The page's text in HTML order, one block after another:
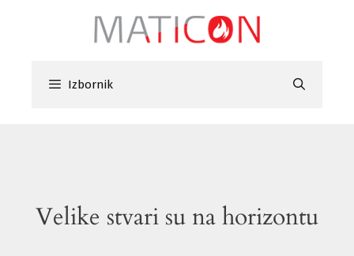
Izbornik
Velike stvari su na horizontu